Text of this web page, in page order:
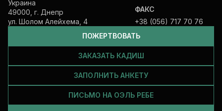
ПОЖЕРТВОВАТЬ
ЗАКАЗАТЬ КАДИШ
ЗАПОЛНИТЬ АНКЕТУ
ПИСЬМО НА ОЭЛЬ РЕБЕ
Украина
49000, г. Днепр
ул. Шолом Алейхема, 4
ФАКС
+38 (056) 717 70 76